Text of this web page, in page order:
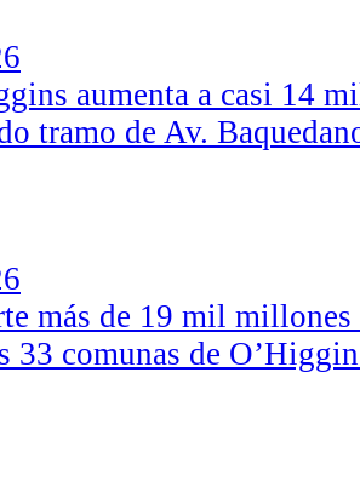
aumenta a casi 14
tramo de Av.
más de 19 mil millones
33 comunas de